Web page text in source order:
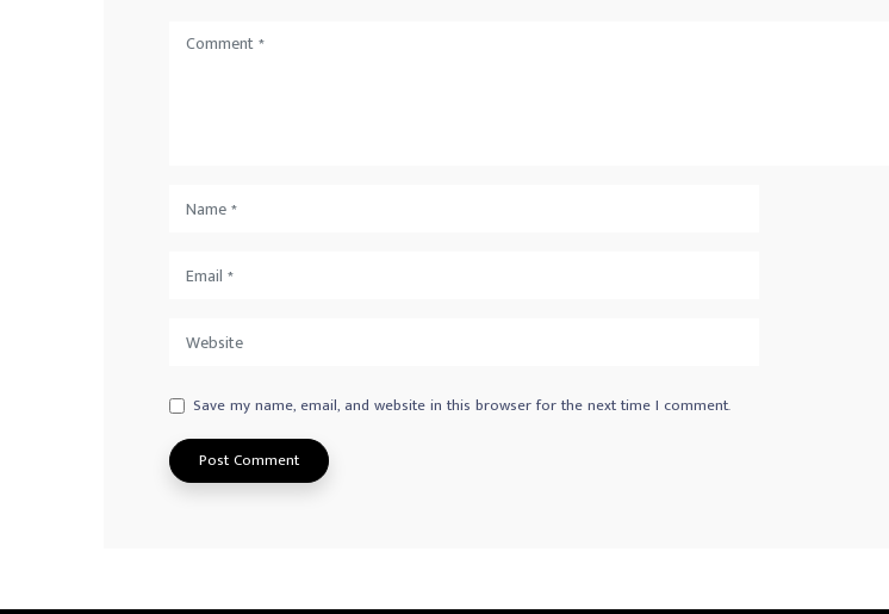
Save my name, email, and website in this browser for the next time I comment.